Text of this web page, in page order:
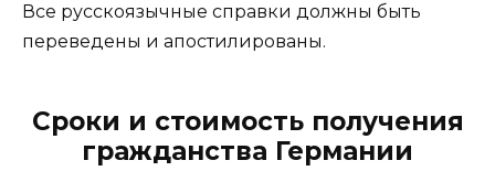
Все русскоязычные справки должны быть
переведены и апостилированы.
Сроки и стоимость получения
гражданства Германии